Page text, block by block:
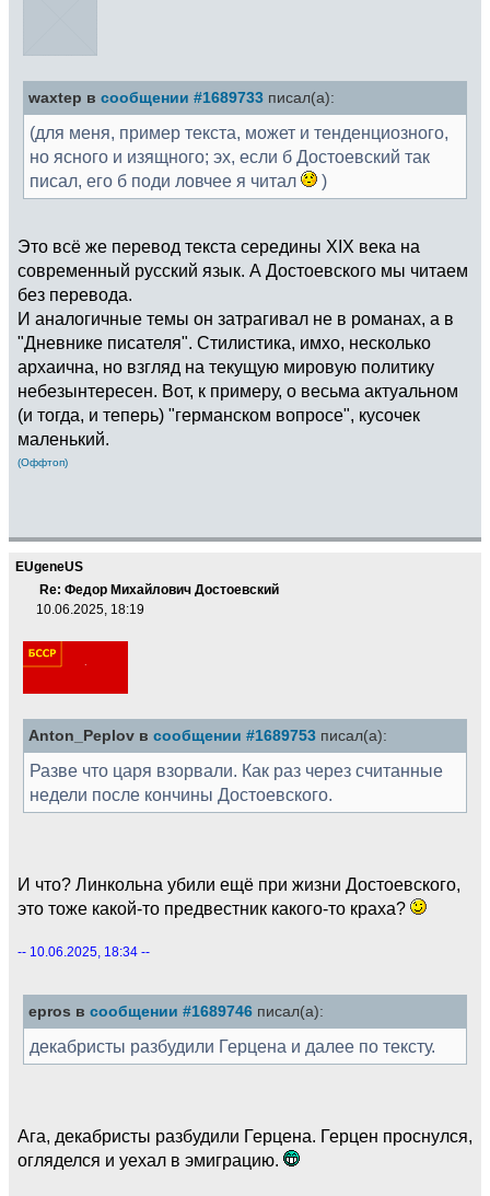
waxtep в сообщении #1689733 писал(а):
(для меня, пример текста, может и тенденциозного,
но ясного и изящного; эх, если б Достоевский так
писал, его б поди ловчее я читал
)
Это всё же перевод текста середины XIX века на
современный русский язык. А Достоевского мы читаем
без перевода.
И аналогичные темы он затрагивал не в романах, а в
"Дневнике писателя". Стилистика, имхо, несколько
архаична, но взгляд на текущую мировую политику
небезынтересен. Вот, к примеру, о весьма актуальном
(и тогда, и теперь) "германском вопросе", кусочек
маленький.
(Оффтоп)
EUgeneUS
Re: Федор Михайлович Достоевский
10.06.2025, 18:19
Anton_Peplov в сообщении #1689753 писал(а):
Разве что царя взорвали. Как раз через считанные
недели после кончины Достоевского.
И что? Линкольна убили ещё при жизни Достоевского,
это тоже какой-то предвестник какого-то краха?
-- 10.06.2025, 18:34 --
epros в сообщении #1689746 писал(а):
декабристы разбудили Герцена и далее по тексту.
Ага, декабристы разбудили Герцена. Герцен проснулся,
огляделся и уехал в эмиграцию.